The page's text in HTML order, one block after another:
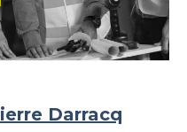
Darracq